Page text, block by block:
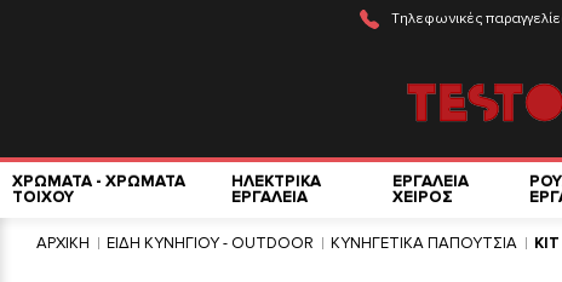
Τηλεφωνικές
ΧΡΩΜΑΤΑ - ΧΡΩΜΑΤΑ
ΤΟΙΧΟΥ
ΗΛΕΚΤΡΙΚΑ
ΕΡΓΑΛΕΙΑ
ΕΡΓΑΛΕΙΑ
ΧΕΙΡΟΣ
ΑΡΧΙΚΗ ΕΙΔΗ ΚΥΝΗΓΙΟΥ - OUTDOOR ΚΥΝΗΓΕΤΙΚΑ ΠΑΠΟΥΤΣΙΑ